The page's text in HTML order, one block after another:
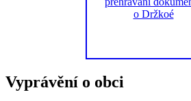
Vyprávění o obci